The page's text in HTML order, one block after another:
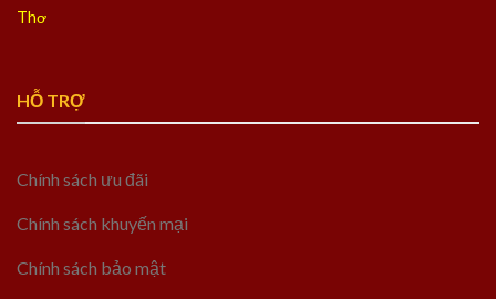
Thơ
HỖ TRỢ
Chính sách ưu đãi
Chính sách khuyến mại
Chính sách bảo mật